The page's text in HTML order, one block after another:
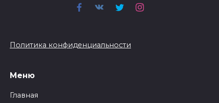
Политика конфиденциальности
Меню
Главная